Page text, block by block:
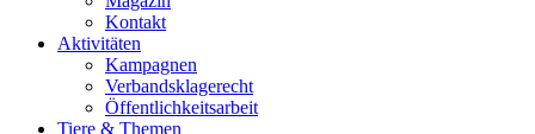
Kontakt
Aktivitäten
Kampagnen
Verbandsklagerecht
Öffentlichkeitsarbeit
Tiere & Themen